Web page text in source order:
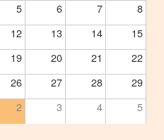
5 6 7 8
12 13 14
15
19 20 21
22
26 27 28
29
2 3 4 5